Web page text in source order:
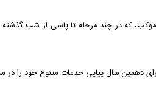
که در چند مرحله تا پاسی از شب گذشته
دهمین سال پیاپی خدمات متنوع خود را در